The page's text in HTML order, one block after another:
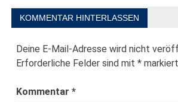
KOMMENTAR HINTERLASSEN
Deine E-Mail-Adresse wird nicht
Erforderliche Felder sind mit* markiert
Kommentar*